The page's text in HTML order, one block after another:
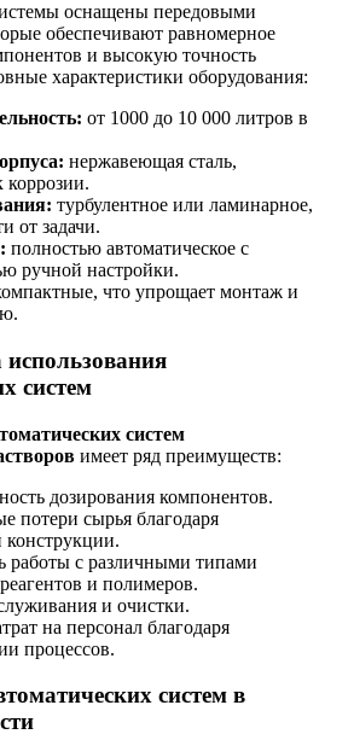
оснащены передовыми
обеспечивают равномерное
и высокую точность
характеристики оборудования:
от 1000 до 10 000 литров в
нержавеющая сталь,
коррозии.
турбулентное или ламинарное,
от задачи.
полностью автоматическое с
ручной настройки.
что упрощает монтаж и
систем
систем
имеет ряд преимуществ:
дозирования компонентов.
потери сырья благодаря
конструкции.
работы с различными типами
и полимеров.
и очистки.
на персонал благодаря
процессов.
систем в